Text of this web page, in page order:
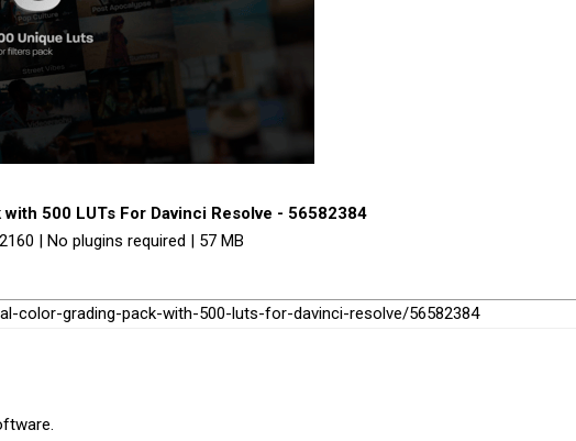
500 LUTs For Davinci Resolve - 56582384
| No plugins required | 57 MB
color-grading-pack-with-500-luts-for-davinci-resolve/56582384